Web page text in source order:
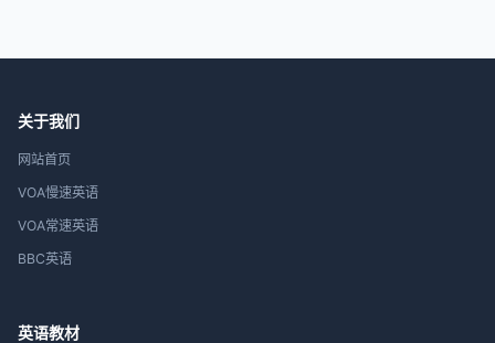
关于我们
网站首页
VOA慢速英语
VOA常速英语
BBC英语
英语教材